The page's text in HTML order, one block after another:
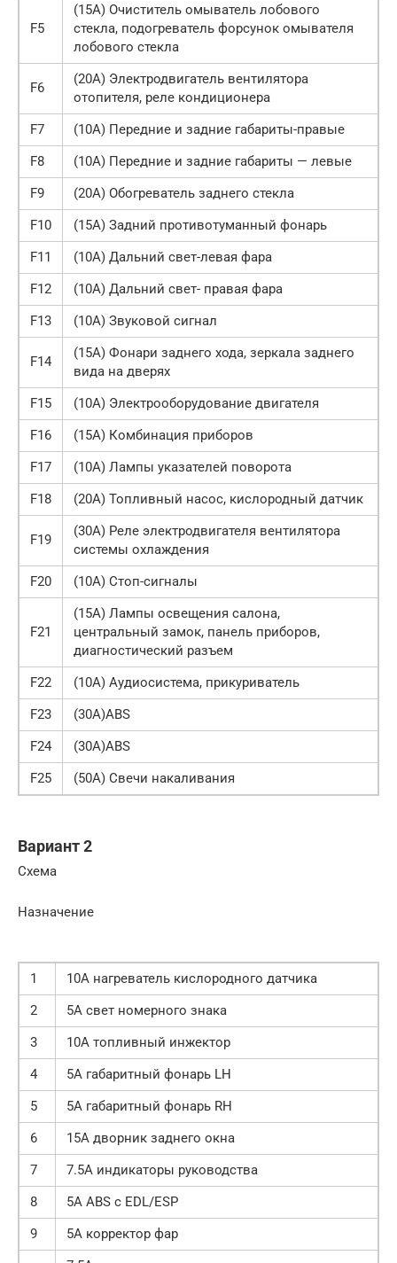
F5
(15A) Очиститель омыватель лобового
стекла, подогреватель форсунок омывателя
лобового стекла
F6
(20A) Электродвигатель вентилятора
отопителя, реле кондиционера
F7
(10A) Передние и задние габариты-правые
F8
(10A) Передние и задние габариты — левые
F9
(20A) Обогреватель заднего стекла
F10
(15A) Задний противотуманный фонарь
F11
(10A) Дальний свет-левая фара
F12
(10A) Дальний свет- правая фара
F13
(10A) Звуковой сигнал
F14
(15A) Фонари заднего хода, зеркала заднего
вида на дверях
F15
(10A) Электрооборудование двигателя
F16
(15A) Комбинация приборов
F17
(10A) Лампы указателей поворота
F18
(20A) Топливный насос, кислородный датчик
F19
(30A) Реле электродвигателя вентилятора
системы охлаждения
F20
(10A) Стоп-сигналы
F21
(15A) Лампы освещения салона,
центральный замок, панель приборов,
диагностический разъем
F22
(10A) Аудиосистема, прикуриватель
F23
(30A)ABS
F24
(30A)ABS
F25
(50A) Свечи накаливания
Вариант 2
Схема
Назначение
1
10A нагреватель кислородного датчика
2
5A свет номерного знака
3
10A топливный инжектор
4
5A габаритный фонарь LH
5
5A габаритный фонарь RH
6
15A дворник заднего окна
7
7.5A индикаторы руководства
8
5A ABS с EDL/ESP
9
5A корректор фар